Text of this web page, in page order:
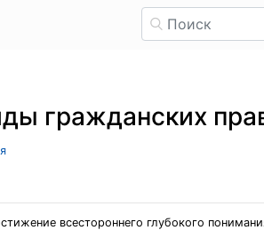
гражданских
всестороннего глубокого